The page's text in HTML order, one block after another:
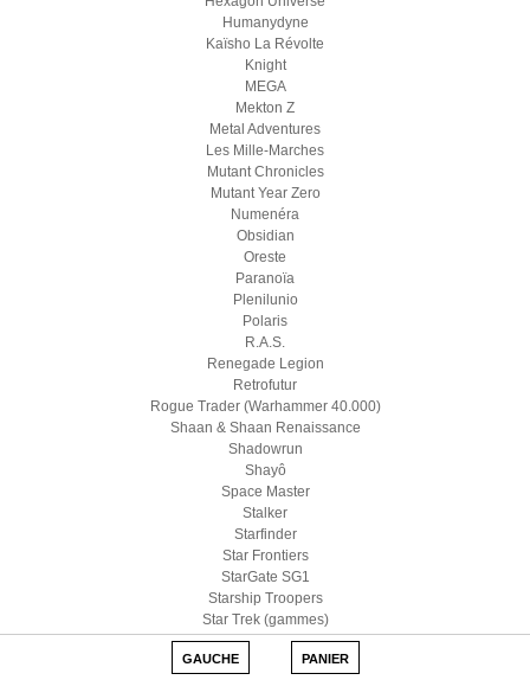
Humanydyne
Kaïsho La Révolte
Knight
MEGA
Mekton Z
Metal Adventures
Les Mille-Marches
Mutant Chronicles
Mutant Year Zero
Numenéra
Obsidian
Oreste
Paranoïa
Plenilunio
Polaris
R.A.S.
Renegade Legion
Retrofutur
Rogue Trader (Warhammer 40.000)
Shaan & Shaan Renaissance
Shadowrun
Shayô
Space Master
Stalker
Starfinder
Star Frontiers
StarGate SG1
Starship Troopers
Star Trek (gammes)
Star Wars D6
Star Wars (Edge)
GAUCHE PANIER